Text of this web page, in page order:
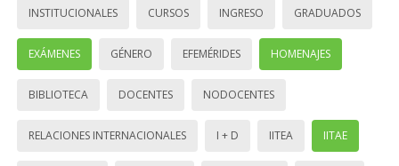
INSTITUCIONALES CURSOS INGRESO GRADUADOS
EXÁMENES GÉNERO EFEMÉRIDES HOMENAJES
BIBLIOTECA DOCENTES NODOCENTES
RELACIONES INTERNACIONALES I + D IITEA IITAE